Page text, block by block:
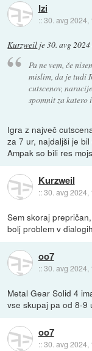
Izi
::30. avg 2024,
Kurzweil je30. avg
Pa ne vem, če
mislim, da je tudi
cutscenov,
spomnit za katero
Igra z največ
za 7 ur, najdaljši je
Ampak so bili res
Kurzweil
::30. avg 2024,
Sem skoraj
bolj problem v
oo7
::30. avg 2024,
Metal Gear Solid 4
vse skupaj pa od 8-9
oo7
::30. avg 2024,